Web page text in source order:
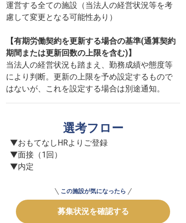
運営する全ての施設（当法人の経営状況等を考
慮して変更となる可能性あり）
【有期労働契約を更新する場合の基準(通算契約
期間または更新回数の上限を含む)】
当法人の経営状況も踏まえ、勤務成績や態度等
により判断。更新の上限を予め設定するもので
はないが、これを設定する場合は別途通知。
選考フロー
▼おもてなしHRよりご登録
▼面接（1回）
▼内定
この施設が気になったら
募集状況を確認する